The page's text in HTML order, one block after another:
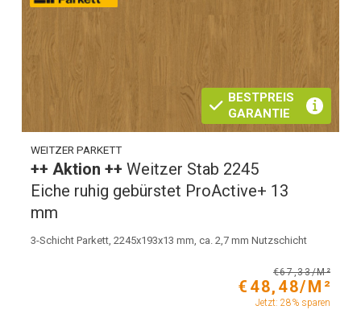
BESTPREIS
GARANTIE
WEITZER PARKETT
++ Aktion ++Weitzer Stab 2245
Eiche ruhig gebürstet ProActive+ 13
mm
3-Schicht Parkett, 2245x193x13 mm, ca. 2,7 mm Nutzschicht
€67,33/M²
€48,48/M²
Jetzt: 28% sparen